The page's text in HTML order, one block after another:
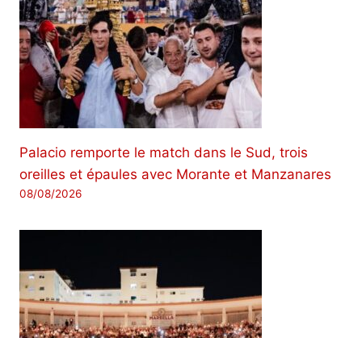
Palacio remporte le match dans le Sud, trois
oreilles et épaules avec Morante et Manzanares
08/08/2026